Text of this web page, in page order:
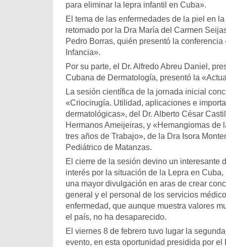
para eliminar la lepra infantil en Cuba».
El tema de las enfermedades de la piel en
retomado por la Dra María del Carmen
Pedro Borras, quién presentó la
Infancia».
Por su parte, el Dr. Alfredo Abreu Daniel,
Cubana de Dermatología, presentó la
La sesión científica de la jornada inicial
«Criocirugía. Utilidad, aplicaciones e
dermatológicas», del Dr. Alberto César
Hermanos Ameijeiras, y «Hemangiomas de
tres años de Trabajo», de la Dra Isora
Pediátrico de Matanzas.
El cierre de la sesión devino un interesante
interés por la situación de la Lepra en
una mayor divulgación en aras de crear
general y el personal de los servicios
enfermedad, que aunque muestra valores
el país, no ha desaparecido.
El viernes 8 de febrero tuvo lugar la
evento, en esta oportunidad presidida por